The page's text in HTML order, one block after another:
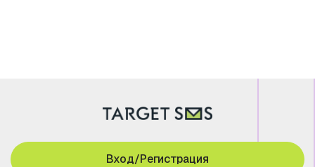
Вход/Регистрация